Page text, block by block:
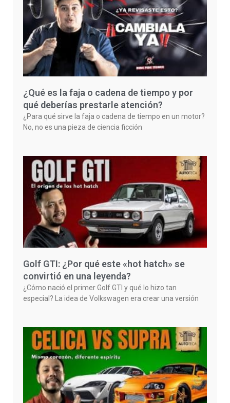
¿Qué es la faja o cadena de tiempo y por
qué deberías prestarle atención?
¿Para qué sirve la faja o cadena de tiempo en un motor?
No, no es una pieza de ciencia ficción
Golf GTI: ¿Por qué este «hot hatch» se
convirtió en una leyenda?
¿Cómo nació el primer Golf GTI y qué lo hizo tan
especial? La idea de Volkswagen era crear una versión